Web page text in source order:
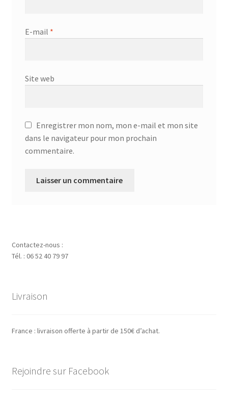
E-mail *
Site web
Enregistrer mon nom, mon e-mail et mon site
dans le navigateur pour mon prochain
commentaire.
Contactez-nous :
Tél. : 06 52 40 79 97
Livraison
France : livraison offerte à partir de 150€ d’achat.
Rejoindre sur Facebook